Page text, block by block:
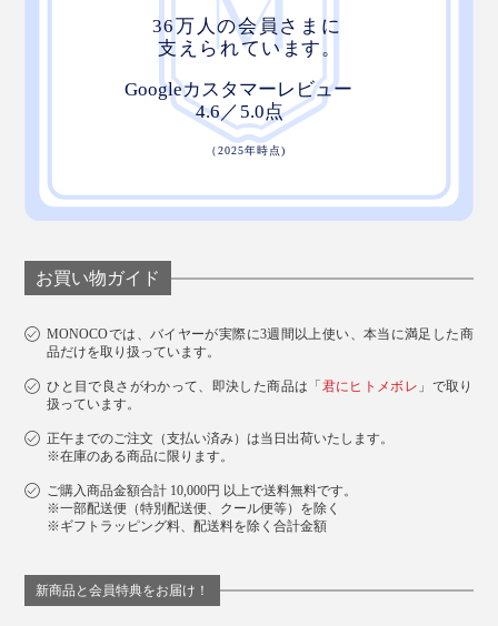
お買い物ガイド
MONOCOでは、バイヤーが実際に3週間以上使い、本当に満足した商
品だけを取り扱っています。
ひと目で良さがわかって、即決した商品は「君にヒトメボレ 」で取り
扱っています。
正午までのご注文（支払い済み）は当日出荷いたします。
※在庫のある商品に限ります。
ご購入商品金額合計 10,000円 以上で送料無料です。
※一部配送便（特別配送便、クール便等）を除く
※ギフトラッピング料、配送料を除く合計金額
新商品と会員特典をお届け！